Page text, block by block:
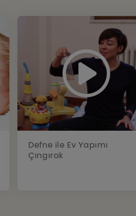
Defne ile Ev Yapımı
Çıngırak